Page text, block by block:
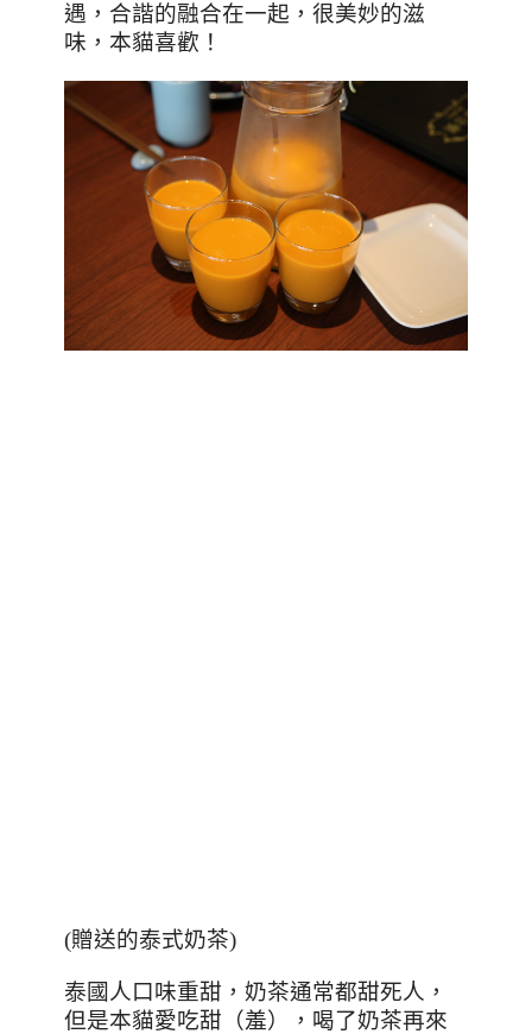
遇，合諧的融合在一起，很美妙的滋
味，本貓喜歡！
(贈送的泰式奶茶)
泰國人口味重甜，奶茶通常都甜死人，
但是本貓愛吃甜（羞），喝了奶茶再來